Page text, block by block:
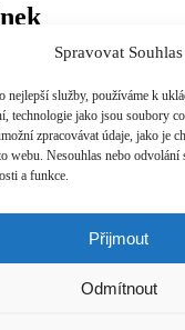
Spravovat Souhlas
nejlepší služby, používáme k
technologie jako jsou soubory
zpracovávat údaje, jako je
webu. Nesouhlas nebo odvolání
a funkce.
Přijmout
Odmítnout
souhlasíte se
zákona č. 101/2000
údaje mohou být